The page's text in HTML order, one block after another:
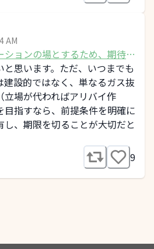
AM
ションの場とするため、期待す
！思います。ただ、いつまでも
設的ではなく、単なるガス抜
立場が代わればアリバイ作
指すなら、前提条件を明確に
し、期限を切ることが大切だと
9